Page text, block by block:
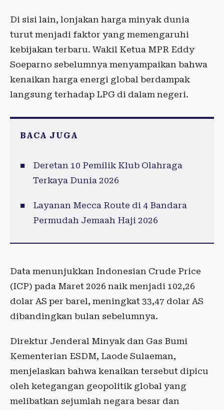
Di sisi lain, lonjakan harga minyak dunia
turut menjadi faktor yang memengaruhi
kebijakan terbaru. Wakil Ketua MPR Eddy
Soeparno sebelumnya menyampaikan bahwa
kenaikan harga energi global berdampak
langsung terhadap LPG di dalam negeri.
BACA JUGA
Deretan 10 Pemilik Klub Olahraga
Terkaya Dunia 2026
Layanan Mecca Route di 4 Bandara
Permudah Jemaah Haji 2026
Data menunjukkan Indonesian Crude Price
(ICP) pada Maret 2026 naik menjadi 102,26
dolar AS per barel, meningkat 33,47 dolar AS
dibandingkan bulan sebelumnya.
Direktur Jenderal Minyak dan Gas Bumi
Kementerian ESDM, Laode Sulaeman,
menjelaskan bahwa kenaikan tersebut dipicu
oleh ketegangan geopolitik global yang
melibatkan sejumlah negara besar dan